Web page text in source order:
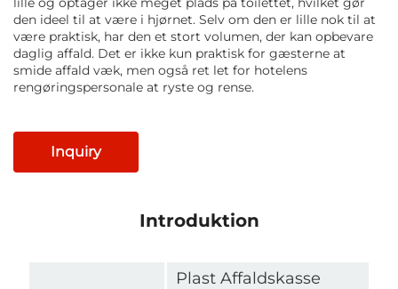
den ideel til at være i hjørnet. Selv om den er lille nok til at
være praktisk, har den et stort volumen, der kan opbevare
daglig affald. Det er ikke kun praktisk for gæsterne at
smide affald væk, men også ret let for hotelens
rengøringspersonale at ryste og rense.
Inquiry
Introduktion
Plast Affaldskasse